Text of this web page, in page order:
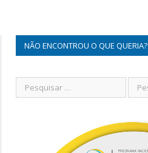
NÃO ENCONTROU O QUE QUERIA?